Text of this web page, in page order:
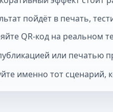
пойдёт в печать,
QR-код на реальном
или печатью
именно тот сценарий,